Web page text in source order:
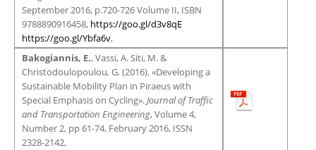
September 2016, p.720-726 Volume II, ISBN
9788890916458, https://goo.gl/d3v8qE
https://goo.gl/Ybfa6v,
Bakogiannis, E., Vassi, A. Siti, M. &
Christodoulopoulou, G. (2016). «Developing a
Sustainable Mobility Plan in Piraeus with
Special Emphasis on Cycling».Journal of Traffic
and Transportation Engineering, Volume 4,
Number 2, pp 61-74, February 2016, ISSN
2328-2142,